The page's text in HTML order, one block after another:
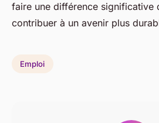
faire une différence significative
contribuer à un avenir plus
Emploi